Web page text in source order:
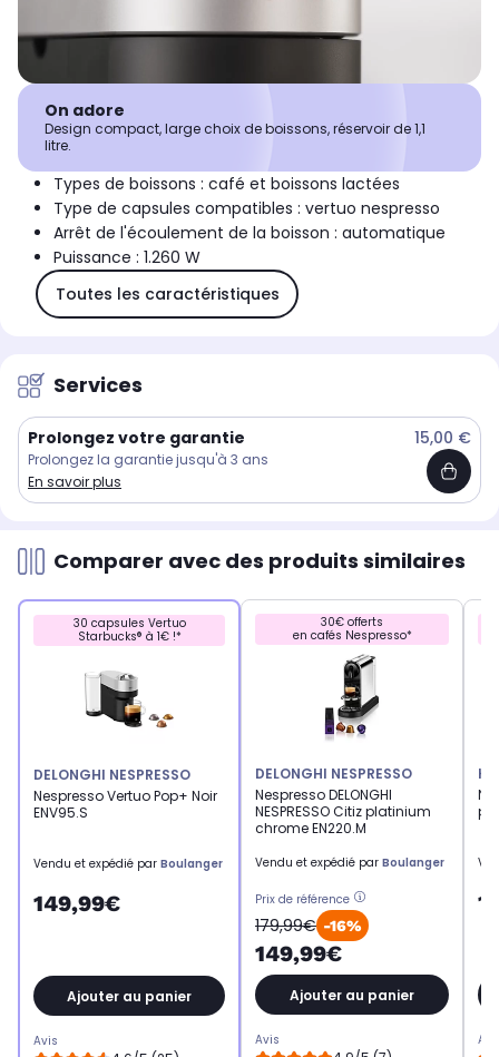
On adore
Design compact, large choix de boissons, réservoir de 1,1
litre.
Types de boissons : café et boissons lactées
Type de capsules compatibles : vertuo nespresso
Arrêt de l'écoulement de la boisson : automatique
Puissance : 1.260 W
Toutes les caractéristiques
Services
Prolongez votre garantie 15,00 €
Prolongez la garantie jusqu'à 3 ans
En savoir plus
Comparer avec des produits similaires
30 capsules Vertuo
Starbucks® à 1€ !*
DELONGHI NESPRESSO
Nespresso Vertuo Pop+ Noir
ENV95.S
Vendu et expédié par Boulanger
149,99€
Ajouter au panier
Avis
30€ offerts
en cafés Nespresso*
DELONGHI NESPRESSO
Nespresso DELONGHI
NESPRESSO Citiz platinium
chrome EN220.M
Vendu et expédié par Boulanger
Prix de référence
179,99€ -16%
149,99€
Ajouter au panier
Avis